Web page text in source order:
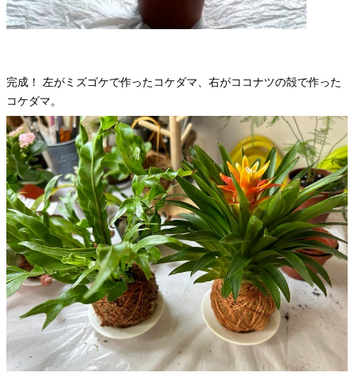
完成！ 左がミズゴケで作ったコケダマ、右がココナツの殻で作った
コケダマ。